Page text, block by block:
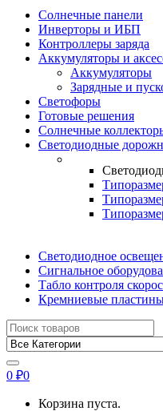
Солнечные панели
Инверторы и ИБП
Контроллеры заряда
Аккумуляторы и
Аккумуляторы
Зарядные и
Светофоры
Готовые решения
Солнечные
Светодиодные
Светодиодное
Сигнальное
Табло контроля
Кремниевые
Найти:
0 ₽0
Корзина пуста.